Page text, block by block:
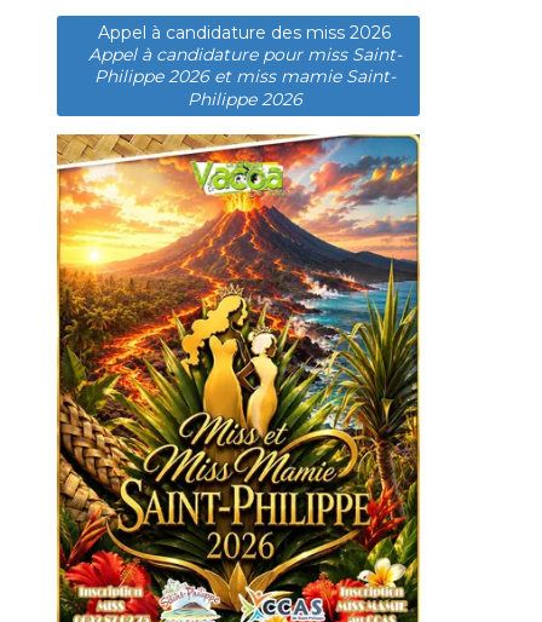
Appel à candidature des miss 2026
Appel à candidature pour miss Saint-
Philippe 2026 et miss mamie Saint-
Philippe 2026